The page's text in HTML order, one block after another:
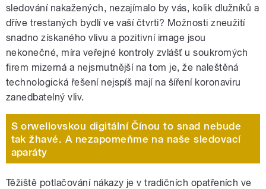
sledování nakažených, nezajímalo by vás, kolik dlužníků a
dříve trestaných bydlí ve vaší čtvrti? Možnosti zneužití
snadno získaného vlivu a pozitivní image jsou
nekonečné, míra veřejné kontroly zvlášť u soukromých
firem mizerná a nejsmutnější na tom je, že naleštěná
technologická řešení nejspíš mají na šíření koronaviru
zanedbatelný vliv.
S orwellovskou digitální Čínou to snad nebude
tak žhavé. A nezapomeňme na naše sledovací
aparáty
Těžiště potlačování nákazy je v tradičních opatřeních ve